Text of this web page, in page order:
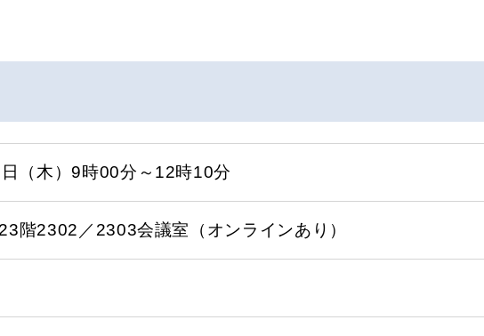
（木）9時00分～12時10分
階2302／2303会議室（オンラインあり）